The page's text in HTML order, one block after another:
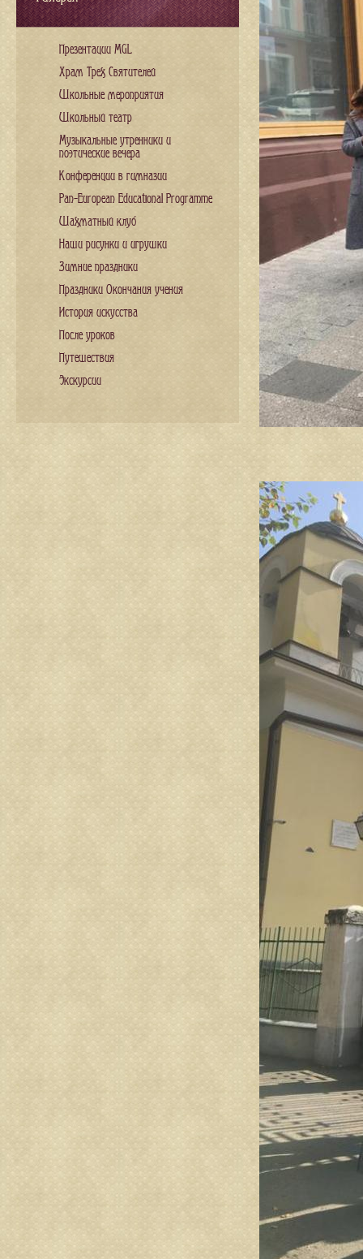
Презентации MGL
Храм Трех Святителей
Школьные мероприятия
Школьный театр
Музыкальные утренники и
поэтические вечера
Конференции в гимназии
Pan-European Educational Programme
Шахматный клуб
Наши рисунки и игрушки
Зимние праздники
Праздники Окончания учения
История искусства
После уроков
Путешествия
Экскурсии